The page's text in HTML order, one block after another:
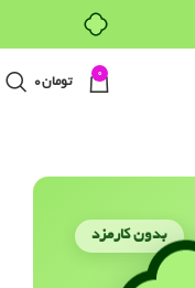
0
تومان0
بدون کارمزد